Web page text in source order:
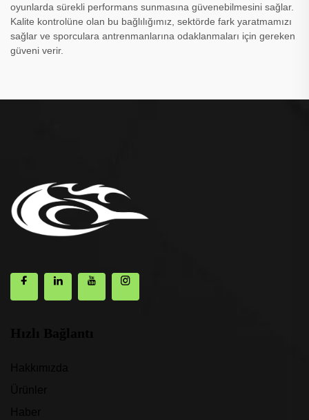
oyunlarda sürekli performans sunmasına güvenebilmesini sağlar.
Kalite kontrolüne olan bu bağlılığımız, sektörde fark yaratmamızı
sağlar ve sporculara antrenmanlarına odaklanmaları için gereken
güveni verir.